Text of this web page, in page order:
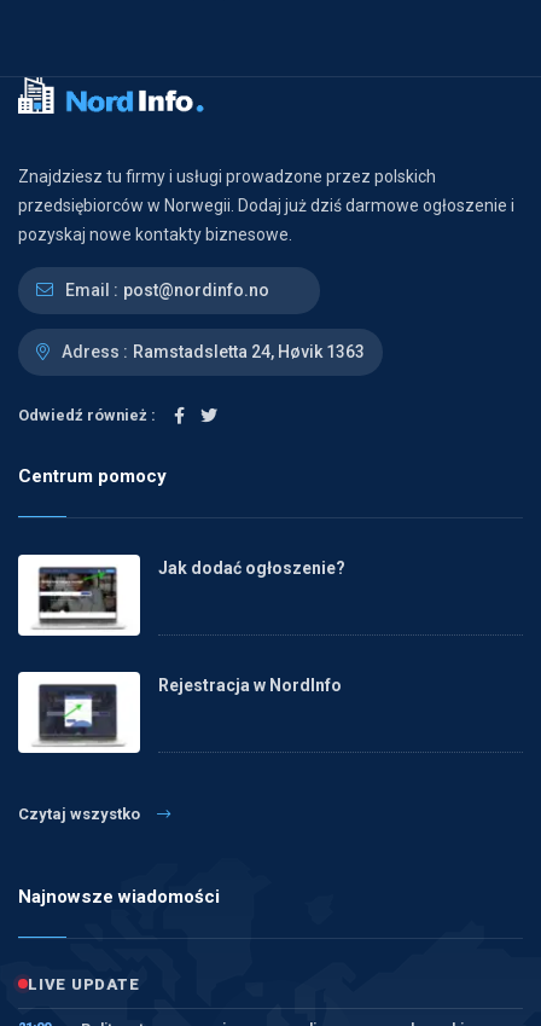
Znajdziesz tu firmy i usługi prowadzone przez polskich
przedsiębiorców w Norwegii. Dodaj już dziś darmowe ogłoszenie i
pozyskaj nowe kontakty biznesowe.
Email : post@nordinfo.no
Adress : Ramstadsletta 24, Høvik 1363
Odwiedź również :
Centrum pomocy
Jak dodać ogłoszenie?
Rejestracja w NordInfo
Czytaj wszystko
Najnowsze wiadomości
LIVE UPDATE